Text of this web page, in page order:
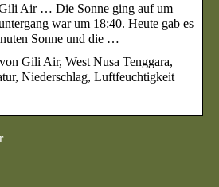
Air … Die Sonne ging auf um
war um 18:40. Heute gab es
Sonne und die …
Gili Air, West Nusa Tenggara,
Niederschlag, Luftfeuchtigkeit